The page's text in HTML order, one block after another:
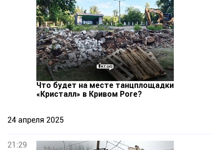
Что будет на месте танцплощадки
«Кристалл» в Кривом Роге?
24 апреля 2025
21:29